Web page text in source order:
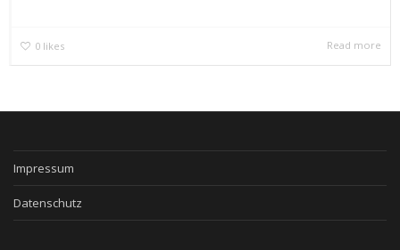
0 likes Read more
Impressum
Datenschutz